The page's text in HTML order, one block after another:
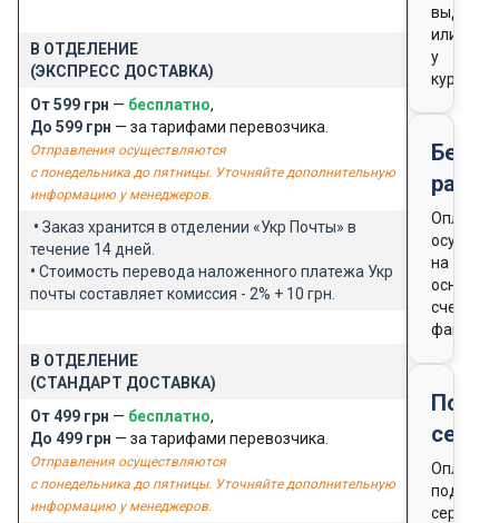
В ОТДЕЛЕНИЕ
(ЭКСПРЕСС ДОСТАВКА)
От 599 грн — бесплатно,
До 599 грн — за тарифами перевозчика.
Отправления осуществляются
с понедельника до пятницы. Уточняйте дополнительную
информацию у менеджеров.
• Заказ хранится в отделении «Укр Почты» в
течение 14 дней.
• Стоимость перевода наложенного платежа Укр
почты составляет комиссия - 2% + 10 грн.
В ОТДЕЛЕНИЕ
(СТАНДАРТ ДОСТАВКА)
От 499 грн — бесплатно,
До 499 грн — за тарифами перевозчика.
Отправления осуществляются
с понедельника до пятницы. Уточняйте дополнительную
информацию у менеджеров.
выдачи
или
у
курьера
Оплата
на
счета-
фактуры
Оплата